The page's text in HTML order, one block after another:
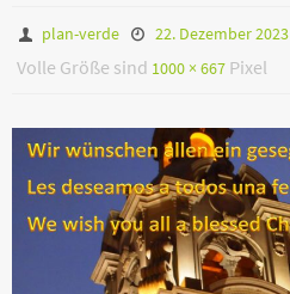
plan-verde 22. Dezember 2023
Volle Größe sind 1000 × 667 Pixel